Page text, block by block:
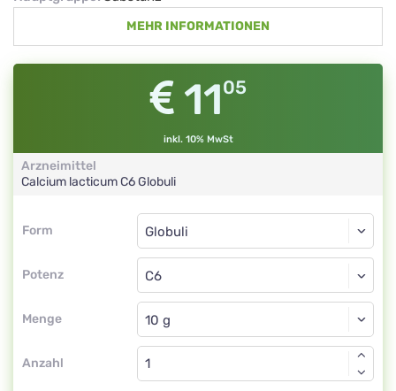
MEHR INFORMATIONEN
1105
inkl. 10% MwSt
Arzneimittel
Calcium lacticumC6Globuli
Form
Form
Potenz
Globuli
C6
Menge
Globuli
Anzahl